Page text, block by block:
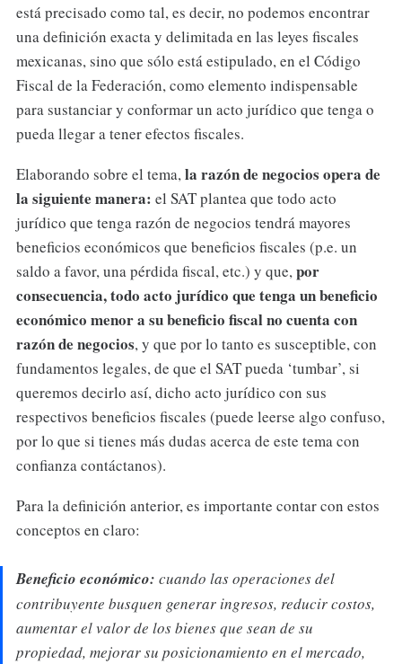
está precisado como tal, es decir, no podemos encontrar
una definición exacta y delimitada en las leyes fiscales
mexicanas, sino que sólo está estipulado, en el Código
Fiscal de la Federación, como elemento indispensable
para sustanciar y conformar un acto jurídico que tenga o
pueda llegar a tener efectos fiscales.
Elaborando sobre el tema,la razón de negocios opera de
la siguiente manera: el SAT plantea que todo acto
jurídico que tenga razón de negocios tendrá mayores
beneficios económicos que beneficios fiscales (p.e. un
saldo a favor, una pérdida fiscal, etc.) y que,por
consecuencia, todo acto jurídico que tenga un beneficio
económico menor a su beneficio fiscal no cuenta con
razón de negocios, y que por lo tanto es susceptible, con
fundamentos legales, de que el SAT pueda ‘tumbar’, si
queremos decirlo así, dicho acto jurídico con sus
respectivos beneficios fiscales (puede leerse algo confuso,
por lo que si tienes más dudas acerca de este tema con
confianza contáctanos).
Para la definición anterior, es importante contar con estos
conceptos en claro:
Beneficio económico: cuando las operaciones del
contribuyente busquen generar ingresos, reducir costos,
aumentar el valor de los bienes que sean de su
propiedad, mejorar su posicionamiento en el mercado,